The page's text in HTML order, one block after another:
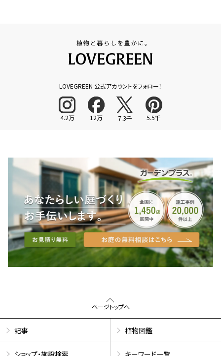
LOVEGREEN 公式アカウントをフォロー！
4.2万 12万 7.3千 5.5千
ページトップへ
記事 植物図鑑
ショップ・施設検索 キーワード一覧